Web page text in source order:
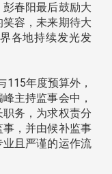
春阳最后鼓励大
容，未来期待大
各地持续发光发
年度预算外，
主持监事会中，
务，为求权责分
，并由候补监事
且严谨的运作流